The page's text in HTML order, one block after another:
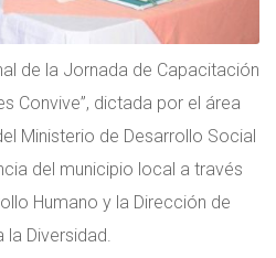
de la Jornada de Capacitación
Convive”, dictada por el área
Ministerio de Desarrollo Social
del municipio local a través
Humano y la Dirección de
la Diversidad.